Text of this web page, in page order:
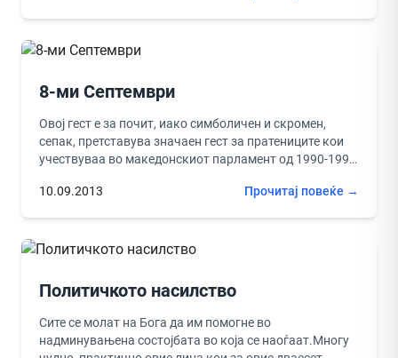
8-ми Септември
Овој гест е за почит, иако симболичен и скромен,
сепак, претставува значаен гест за пратениците кои
учествуваа во македонскиот парламент од 1990-1994
10.09.2013
Прочитај повеќе →
Политичкото насилство
Сите се молат на Бога да им помогне во
надминувањена состојбата во која се наоѓаат.Многу